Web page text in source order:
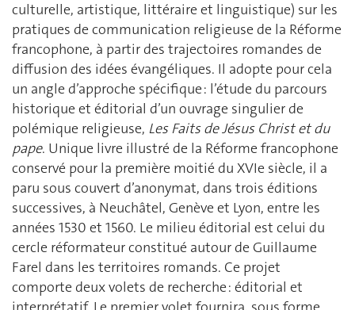
culturelle, artistique, littéraire et linguistique) sur les
pratiques de communication religieuse de la Réforme
francophone, à partir des trajectoires romandes de
diffusion des idées évangéliques. Il adopte pour cela
un angle d’approche spécifique : l’étude du parcours
historique et éditorial d’un ouvrage singulier de
polémique religieuse, Les Faits de Jésus Christ et du
pape. Unique livre illustré de la Réforme francophone
conservé pour la première moitié du XVIe siècle, il a
paru sous couvert d’anonymat, dans trois éditions
successives, à Neuchâtel, Genève et Lyon, entre les
années 1530 et 1560. Le milieu éditorial est celui du
cercle réformateur constitué autour de Guillaume
Farel dans les territoires romands. Ce projet
comporte deux volets de recherche : éditorial et